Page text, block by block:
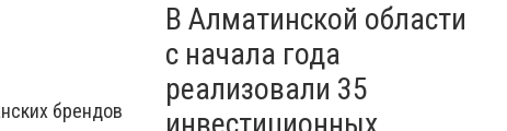
брендов
В Алматинской области
с начала года
реализовали 35